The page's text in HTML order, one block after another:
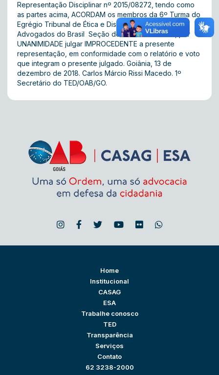
Representação Disciplinar nº 2015/08272, tendo como
as partes acima, ACORDAM os membros da 6º Turma do
Egrégio Tribunal de Ética e Disciplina da Ordem dos
Advogados do Brasil  Seção do Estado de Goiás, por
UNANIMIDADE julgar IMPROCEDENTE a presente
representação, em conformidade com o relatório e voto
que integram o presente julgado. Goiânia, 13 de
dezembro de 2018. Carlos Márcio Rissi Macedo. 1º
Secretário do TED/OAB/GO.
Home
Institucional
CASAG
ESA
Trabalhe conosco
TED
Transparência
Serviços
Contato
62 3238-2000